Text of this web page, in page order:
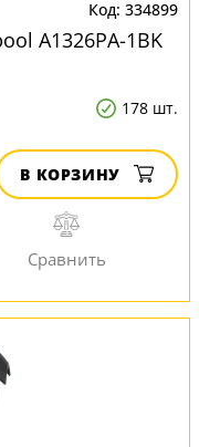
334899
A1326PA-1BK
178 шт.
В КОРЗИНУ